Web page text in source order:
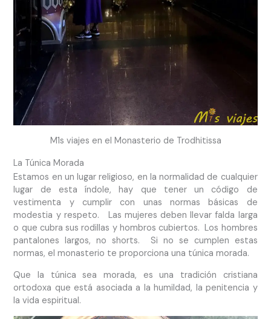
M1s viajes en el Monasterio de Trodhitissa
La Túnica Morada
Estamos en un lugar religioso, en la normalidad de cualquier
lugar de esta índole, hay que tener un código de
vestimenta y cumplir con unas normas básicas de
modestia y respeto. Las mujeres deben llevar falda larga
o que cubra sus rodillas y hombros cubiertos. Los hombres
pantalones largos, no shorts. Si no se cumplen estas
normas, el monasterio te proporciona una túnica morada.
Que la túnica sea morada, es una tradición cristiana
ortodoxa que está asociada a la humildad, la penitencia y
la vida espiritual.